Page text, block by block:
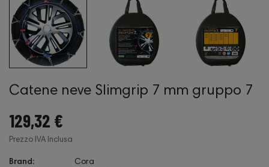
Catene neve Slimgrip 7 mm gruppo 7
129,32 €
Prezzo IVA Inclusa
Brand:
Cora